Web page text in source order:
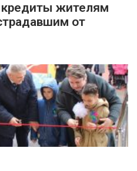
кредиты жителям
от